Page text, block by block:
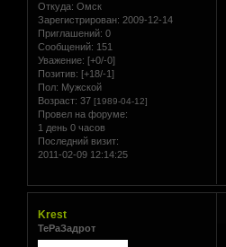
Откуда: Омск
Зарегистрирован: 2009-12-14
Приглашений: 0
Сообщений: 151
Уважение: [+0/-0]
Позитив: [+18/-1]
Пол: Мужской
Возраст: 37 [1989-04-12]
Провел на форуме:
1 день 0 часов
Последний визит:
2011-02-09 12:14:25
Krest
ТеРаЗадрот